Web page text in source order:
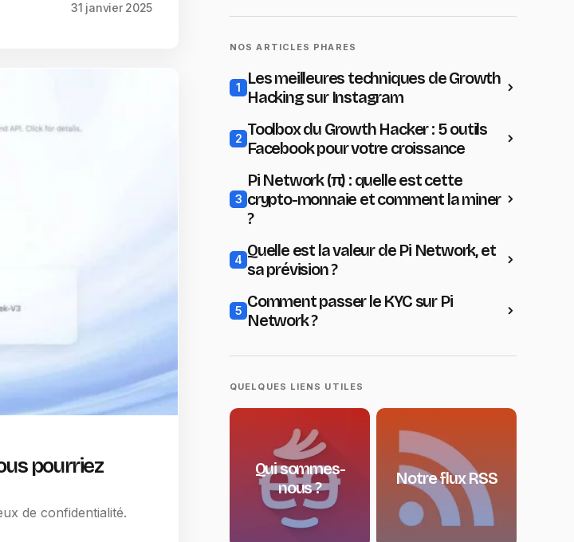
31 janvier 2025
pourriez
de confidentialité.
NOS ARTICLES PHARES
1
Les meilleures techniques de Growth
Hacking sur Instagram
2 Toolbox du Growth Hacker : 5 outils
Facebook pour votre croissance
3
Pi Network (π) : quelle est cette
crypto-monnaie et comment la miner
?
4 Quelle est la valeur de Pi Network, et
sa prévision ?
5 Comment passer le KYC sur Pi
Network ?
QUELQUES LIENS UTILES
Qui sommes-
nous ?
Notre flux RSS